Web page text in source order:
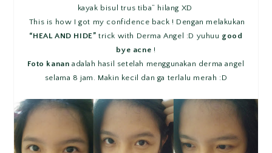
kayak bisul trus tiba” hilang XD
This is how I got my confidence back ! Dengan melakukan
“HEAL AND HIDE” trick with Derma Angel :D yuhuu good
bye acne !
Foto kanan adalah hasil setelah menggunakan derma angel
selama 8 jam. Makin kecil dan ga terlalu merah :D